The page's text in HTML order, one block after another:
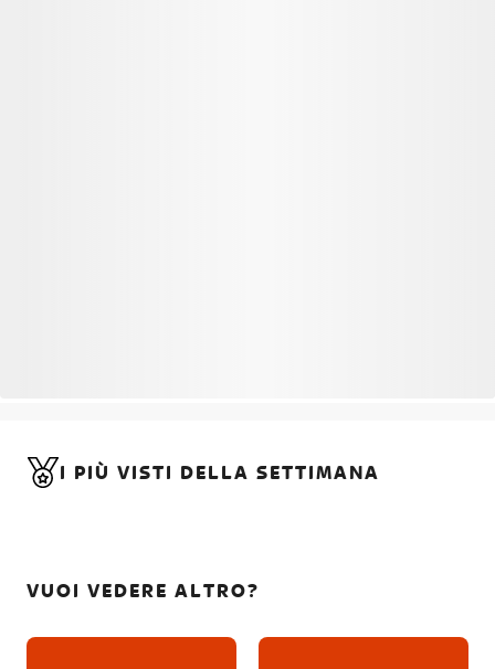
I PIÙ VISTI DELLA SETTIMANA
VUOI VEDERE ALTRO?